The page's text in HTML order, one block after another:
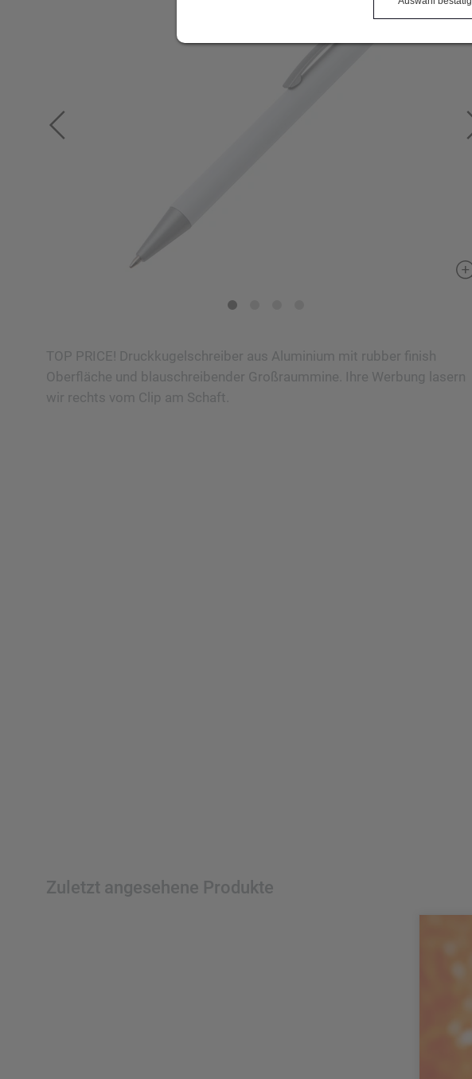
TOP PRICE! Druckkugelschreiber aus Aluminium mit rubber finish
Oberfläche und blauschreibender Großraummine. Ihre Werbung lasern
wir rechts vom Clip am Schaft.
Zuletzt angesehene Produkte